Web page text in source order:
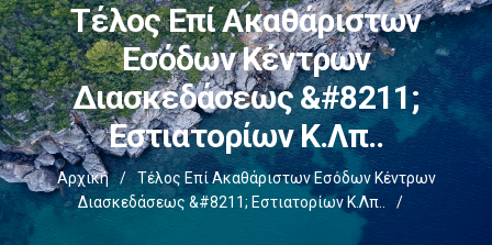
Τέλος Επί Ακαθάριστων
Εσόδων Κέντρων
Διασκεδάσεως &#8211;
Εστιατορίων Κ.λπ..
Αρχική /
Τέλος Επί Ακαθάριστων Εσόδων Κέντρων
Διασκεδάσεως &#8211; Εστιατορίων Κ.λπ..
/